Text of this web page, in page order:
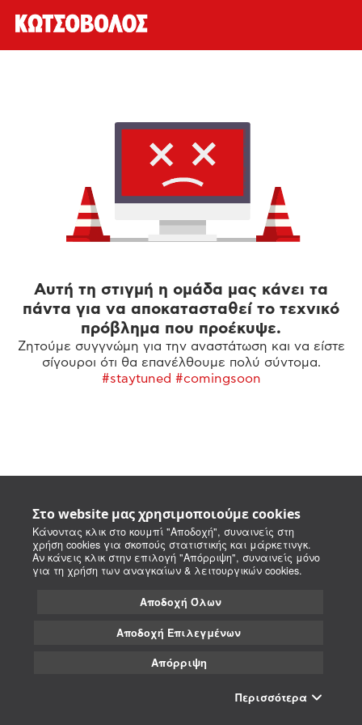
Στο website μας χρησιμοποιούμε cookies
Κάνοντας κλικ στο κουμπί "Αποδοχή", συναινείς στη
χρήση cookies για σκοπούς στατιστικής και μάρκετινγκ.
Αν κάνεις κλικ στην επιλογή "Απόρριψη", συναινείς μόνο
για τη χρήση των αναγκαίων & λειτουργικών cookies.
Αποδοχή Όλων
Αποδοχή Επιλεγμένων
Απόρριψη
Περισσότερα
Αυτή τη στιγμή η ομάδα μας κάνει τα
πάντα για να αποκατασταθεί το τεχνικό
πρόβλημα που προέκυψε.
Ζητούμε συγγνώμη για την αναστάτωση και να είστε
σίγουροι ότι θα επανέλθουμε πολύ σύντομα.
#staytuned #comingsoon